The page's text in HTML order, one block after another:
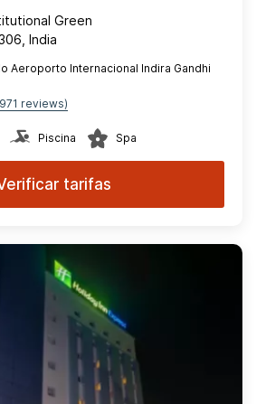
Green
India
Aeroporto Internacional Indira Gandhi
reviews)
Piscina Spa
tarifas